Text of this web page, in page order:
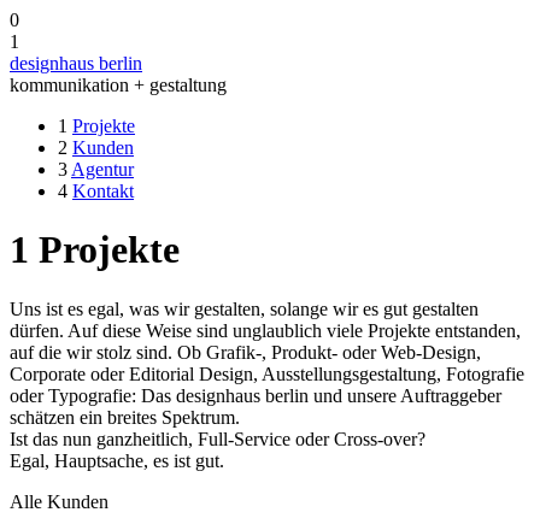
0
1
designhaus berlin
kommunikation + gestaltung
1 Projekte
2 Kunden
3 Agentur
4 Kontakt
1 Projekte
Uns ist es egal, was wir gestalten, solange wir es gut gestalten
dürfen. Auf diese Weise sind unglaublich viele Projekte entstanden,
auf die wir stolz sind. Ob Grafik-, Produkt- oder Web-Design,
Corporate oder Editorial Design, Ausstellungsgestaltung, Fotografie
oder Typografie: Das designhaus berlin und unsere Auftraggeber
schätzen ein breites Spektrum.
Ist das nun ganzheitlich, Full-Service oder Cross-over?
Egal, Hauptsache, es ist gut.
Alle Kunden